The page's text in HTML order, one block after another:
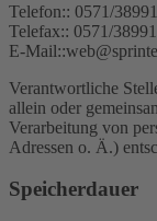
Telefon:: 0571/
Telefax:: 0571/
E-
Verantwortliche
allein oder
Verarbeitung von
Adressen o. Ä.)
Speicherdauer